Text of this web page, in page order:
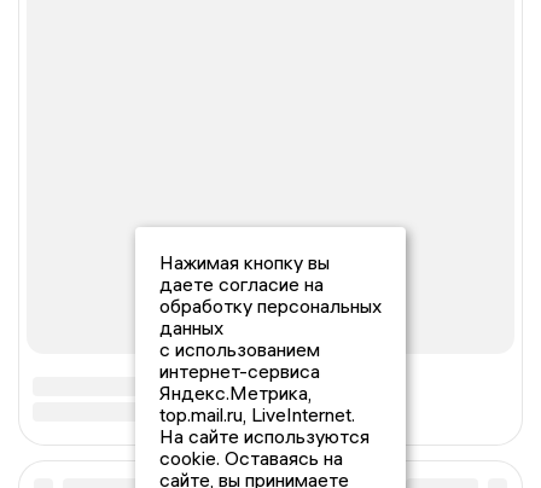
Нажимая кнопку вы
даете согласие на
обработку персональных
данных
с использованием
интернет-сервиса
Яндекс.Метрика,
top.mail.ru, LiveInternet.
На сайте используются
cookie. Оставаясь на
сайте, вы принимаете